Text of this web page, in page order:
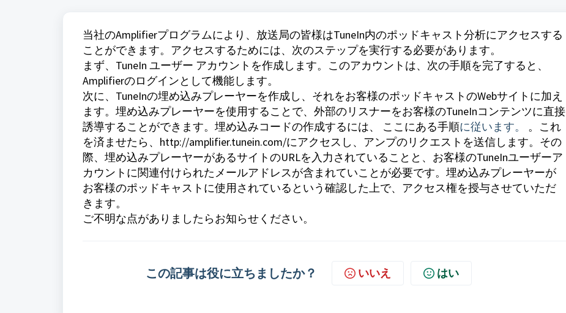
当社のAmplifierプログラムにより、放送局の皆様はTuneIn内のポッドキャスト分析にアクセスする
ことができます。アクセスするためには、次のステップを実行する必要があります。
まず、TuneIn ユーザー アカウントを作成します。このアカウントは、次の手順を完了すると、
Amplifierのログインとして機能します。
次に、TuneInの埋め込みプレーヤーを作成し、それをお客様のポッドキャストのWebサイトに加え
ます。埋め込みプレーヤーを使用することで、外部のリスナーをお客様のTuneInコンテンツに直接
誘導することができます。埋め込みコードの作成するには、
ここにある手順に従います。 。これ
を済ませたら、http://amplifier.tunein.com/にアクセスし、アンプのリクエストを送信します。その
際、埋め込みプレーヤーがあるサイトのURLを入力されていることと、お客様のTuneInユーザーア
カウントに関連付けられたメールアドレスが含まれていことが必要です。埋め込みプレーヤーが
お客様のポッドキャストに使用されているという確認した上で、アクセス権を授与させていただ
きます。
ご不明な点がありましたらお知らせください。
この記事は役に立ちましたか？ いいえ はい